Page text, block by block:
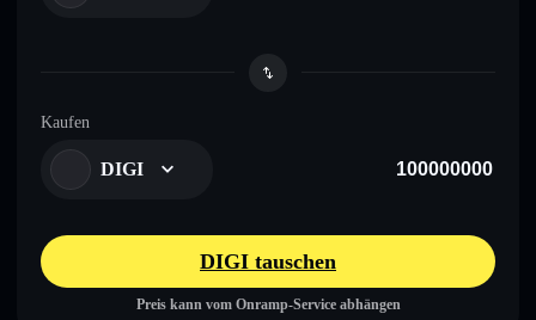
Kaufen
DIGI
DIGI tauschen
Preis kann vom Onramp-Service abhängen